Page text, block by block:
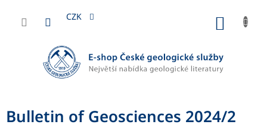
obsah
CZK
Bulletin of Geosciences 2024/2